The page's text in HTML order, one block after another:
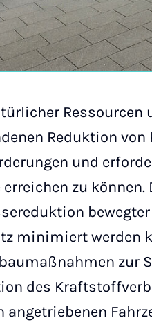
Ressourcen
Reduktion
und
zu
minimiert werden
zur
des